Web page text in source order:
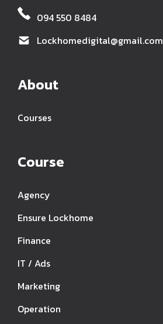
094 550 8484
Lockhomedigital@gmail.com
About
Courses
Course
Agency
Ensure Lockhome
Finance
IT / Ads
Marketing
Operation